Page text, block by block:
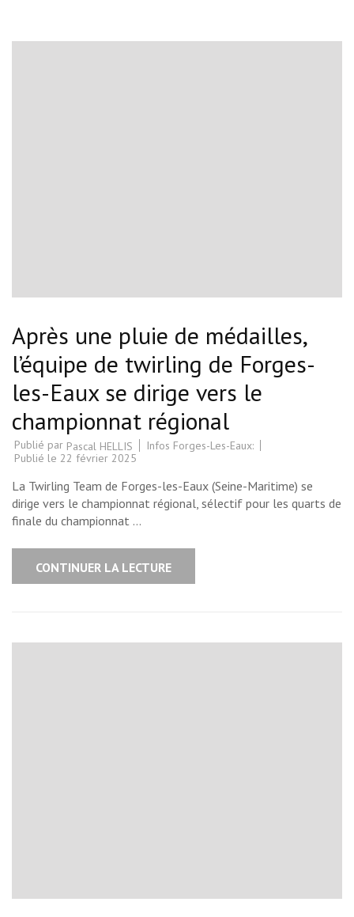
Après une pluie de médailles,
l’équipe de twirling de Forges-
les-Eaux se dirige vers le
championnat régional
Publié par Pascal HELLIS
Infos Forges-Les-Eaux:
Publié le 22 février 2025
La Twirling Team de Forges-les-Eaux (Seine-Maritime) se
dirige vers le championnat régional, sélectif pour les quarts de
finale du championnat …
CONTINUER LA LECTURE